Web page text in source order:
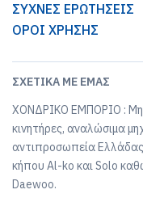
ΣΥΧΝΕΣ ΕΡΩΤΗΣΕΙΣ
ΟΡΟΙ ΧΡΗΣΗΣ
ΣΧΕΤΙΚΆ ΜΕ ΕΜΆΣ
ΧΟΝΔΡΙΚΟ ΕΜΠΟΡΙΟ :
κινητήρες, αναλώσιμα
αντιπροσωπεία
κήπου Al-ko και Solo
Daewoo.